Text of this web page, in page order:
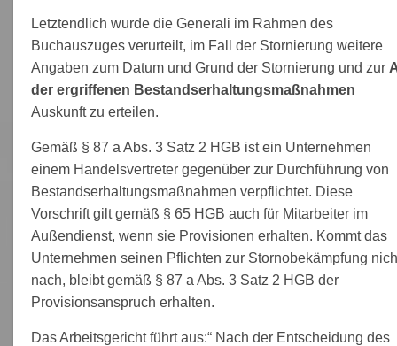
Letztendlich wurde die Generali im Rahmen des
Buchauszuges verurteilt, im Fall der Stornierung weitere
Angaben zum Datum und Grund der Stornierung und zur
der ergriffenen Bestandserhaltungsmaßnahmen
Auskunft zu erteilen.
Gemäß § 87 a Abs. 3 Satz 2 HGB ist ein Unternehmen
einem Handelsvertreter gegenüber zur Durchführung von
Bestandserhaltungsmaßnahmen verpflichtet. Diese
Vorschrift gilt gemäß § 65 HGB auch für Mitarbeiter im
Außendienst, wenn sie Provisionen erhalten. Kommt das
Unternehmen seinen Pflichten zur Stornobekämpfung
nach, bleibt gemäß § 87 a Abs. 3 Satz 2 HGB der
Provisionsanspruch erhalten.
Das Arbeitsgericht führt aus:“ Nach der Entscheidung des